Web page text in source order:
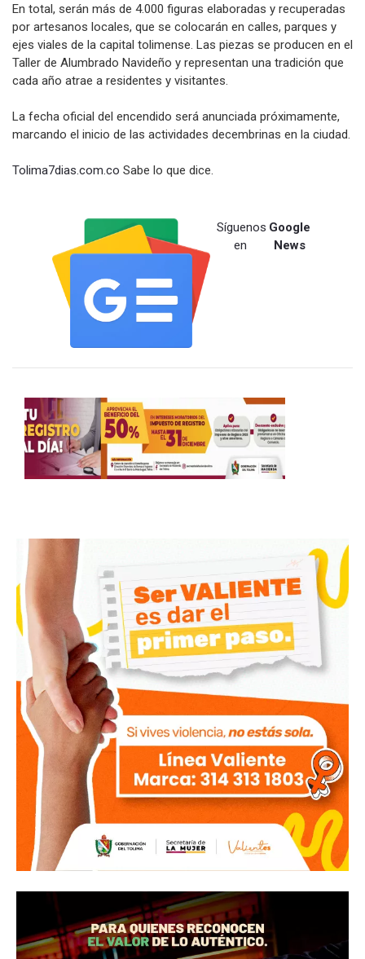
En total, serán más de 4.000 figuras elaboradas y recuperadas
por artesanos locales, que se colocarán en calles, parques y
ejes viales de la capital tolimense. Las piezas se producen en el
Taller de Alumbrado Navideño y representan una tradición que
cada año atrae a residentes y visitantes.
La fecha oficial del encendido será anunciada próximamente,
marcando el inicio de las actividades decembrinas en la ciudad.
Tolima7dias.com.co Sabe lo que dice.
Síguenos
en
Google
News